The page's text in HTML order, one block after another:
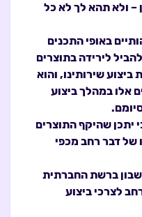
ולא תהא לך לא כל
באופי התכנים
לירידה בתוצרים
ביצוע שירותינו, והוא
אלו במהלך ביצוע
יתכן שהיקף התוצרים
של דבר רחב מכפי
ברשת החברתית
לצרכי ביצוע